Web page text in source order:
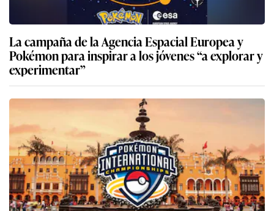
La campaña de la Agencia Espacial Europea y
Pokémon para inspirar a los jóvenes “a explorar y
experimentar”